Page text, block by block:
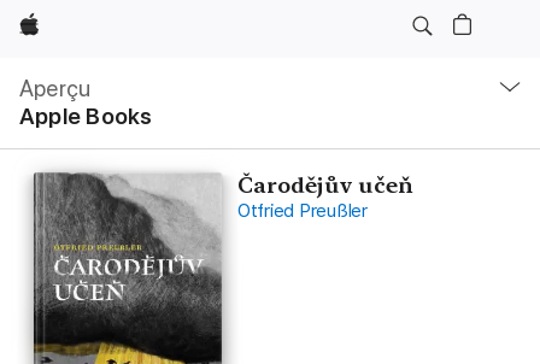
Apple
Aperçu
Apple Books
locale
Ouvrir
menu
Čarodějův učeň
Otfried Preußler